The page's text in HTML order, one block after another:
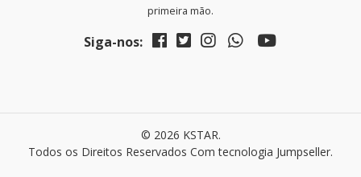
primeira mão.
Siga-nos:
© 2026 KSTAR.
Todos os Direitos Reservados Com tecnologia Jumpseller.